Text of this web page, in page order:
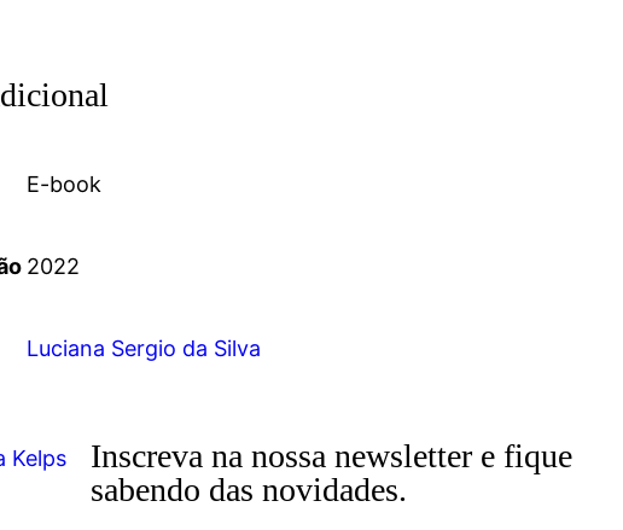
E-book
2022
Luciana Sergio da Silva
Inscreva na nossa newsletter e fique
sabendo das novidades.